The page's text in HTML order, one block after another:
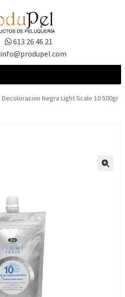
613 26 46 21
info@produpel.com
Decoloracion Negra Light Scale 10 500gr